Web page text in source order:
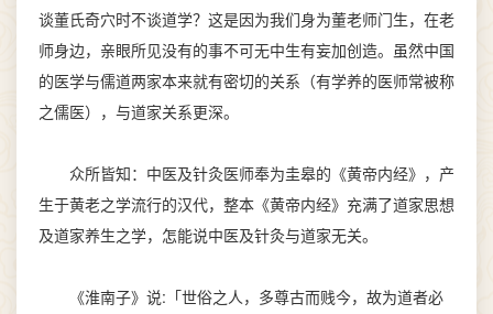
谈董氏奇穴时不谈道学？这是因为我们身为董老师门生，在老
师身边，亲眼所见没有的事不可无中生有妄加创造。虽然中国
的医学与儒道两家本来就有密切的关系（有学养的医师常被称
之儒医），与道家关系更深。
众所皆知：中医及针灸医师奉为圭皋的《黄帝内经》，产
生于黄老之学流行的汉代，整本《黄帝内经》充满了道家思想
及道家养生之学，怎能说中医及针灸与道家无关。
《淮南子》说:「世俗之人，多尊古而贱今，故为道者必